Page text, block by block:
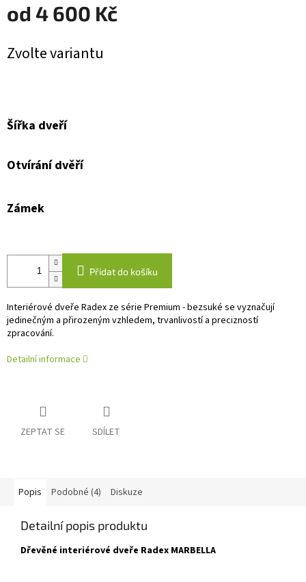
od 4 600 Kč
cena:
Zvolte variantu
Šířka dveří
Otvírání dvěří
Zámek
Přidat do košíku
Interiérové dveře Radex ze série Premium - bezsuké se vyznačují
jedinečným a přirozeným vzhledem, trvanlivostí a precizností
zpracování.
Detailní informace
ZEPTAT SE SDÍLET
Popis Podobné (4) Diskuze
Detailní popis produktu
Dřevěné interiérové dveře Radex MARBELLA